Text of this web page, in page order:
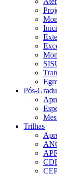
Pós-
Trilhas